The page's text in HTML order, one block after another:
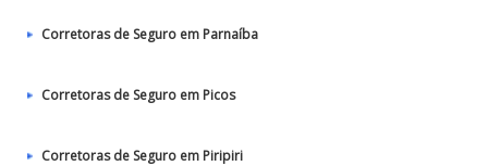
Corretoras de Seguro em Parnaíba
Corretoras de Seguro em Picos
Corretoras de Seguro em Piripiri